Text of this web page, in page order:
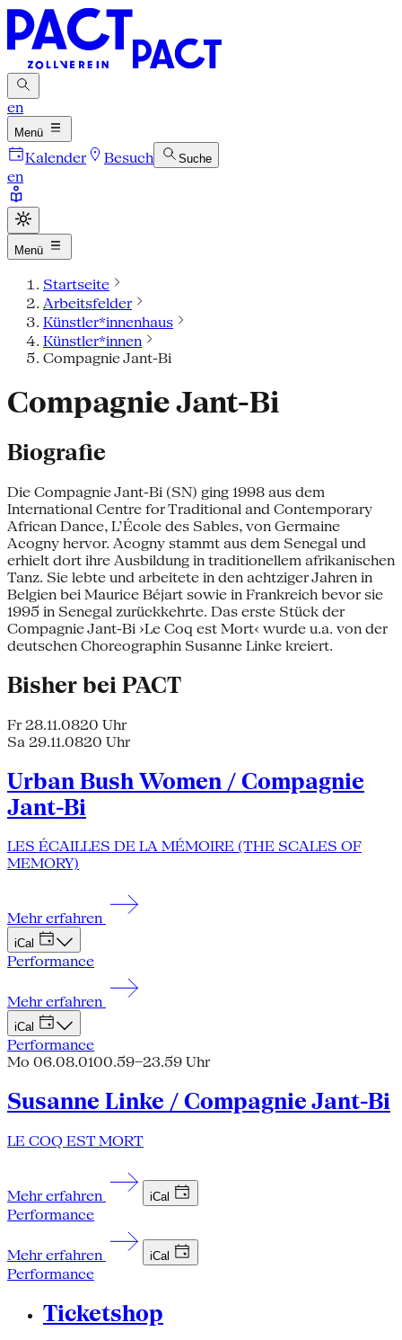
en
Menü
Kalender Besuch Suche
en
Menü
Startseite
Arbeitsfelder
Künstler*innenhaus
Künstler*innen
Compagnie Jant-Bi
Compagnie Jant-Bi
Biografie
Die Compagnie Jant-Bi (SN) ging 1998 aus dem
International Centre for Traditional and Contemporary
African Dance, L’École des Sables, von Germaine
Acogny hervor. Acogny stammt aus dem Senegal und
erhielt dort ihre Ausbildung in traditionellem afrikanischen
Tanz. Sie lebte und arbeitete in den achtziger Jahren in
Belgien bei Maurice Béjart sowie in Frankreich bevor sie
1995 in Senegal zurückkehrte. Das erste Stück der
Compagnie Jant-Bi ›Le Coq est Mort‹ wurde u.a. von der
deutschen Choreographin Susanne Linke kreiert.
Bisher bei PACT
Fr 28.11.0820 Uhr
Sa 29.11.0820 Uhr
Urban Bush Women / Compagnie
Jant-Bi
LES ÉCAILLES DE LA MÉMOIRE (THE SCALES OF
MEMORY)
Mehr erfahren
iCal
Performance
Mehr erfahren
iCal
Performance
Mo 06.08.0100.59–23.59 Uhr
Susanne Linke / Compagnie Jant-Bi
LE COQ EST MORT
Mehr erfahren iCal
Performance
Mehr erfahren iCal
Performance
Ticketshop